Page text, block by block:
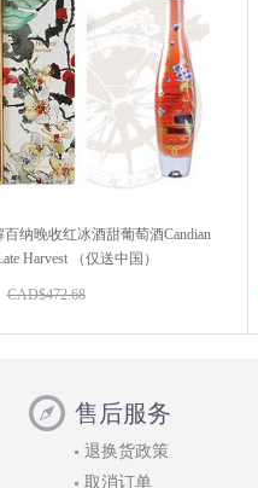
纳晚收红冰酒甜葡萄酒Candian
Harvest （仅送中国）
CAD$472.68
售后服务
退换货政策
取消订单